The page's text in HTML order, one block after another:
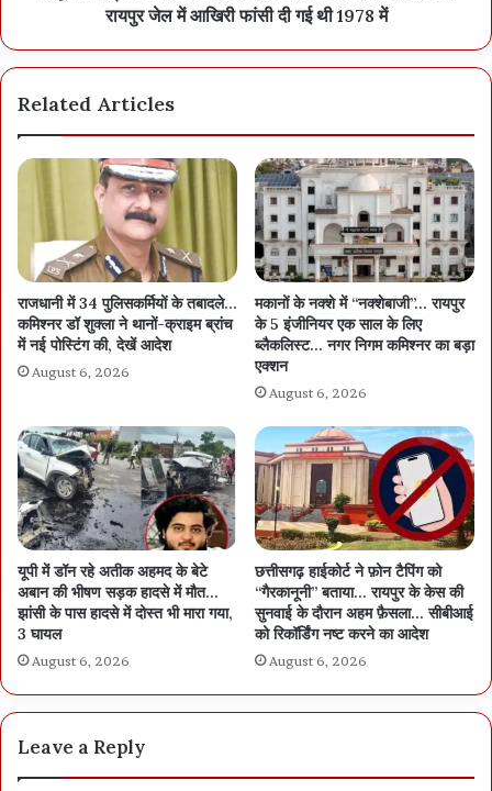
रायपुर जेल में आखिरी फांसी दी गई थी 1978 में
Related Articles
राजधानी में 34 पुलिसकर्मियों के तबादले…
कमिश्नर डॉ शुक्ला ने थानों-क्राइम ब्रांच
में नई पोस्टिंग की, देखें आदेश
August 6, 2026
मकानों के नक्शे में “नक्शेबाजी”… रायपुर
के 5 इंजीनियर एक साल के लिए
ब्लैकलिस्ट… नगर निगम कमिश्नर का बड़ा
एक्शन
August 6, 2026
यूपी में डॉन रहे अतीक अहमद के बेटे
अबान की भीषण सड़क हादसे में मौत…
झांसी के पास हादसे में दोस्त भी मारा गया,
3 घायल
August 6, 2026
छत्तीसगढ़ हाईकोर्ट ने फ़ोन टैपिंग को
“गैरकानूनी” बताया… रायपुर के केस की
सुनवाई के दौरान अहम फ़ैसला… सीबीआई
को रिकॉर्डिंग नष्ट करने का आदेश
August 6, 2026
Leave a Reply